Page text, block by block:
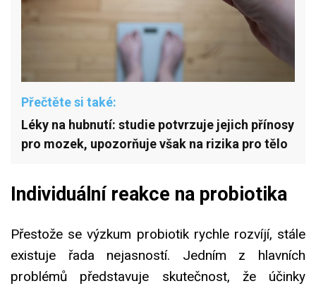
Přečtěte si také:
Léky na hubnutí: studie potvrzuje jejich přínosy
pro mozek, upozorňuje však na rizika pro tělo
Individuální reakce na probiotika
Přestože se výzkum probiotik rychle rozvíjí, stále
existuje řada nejasností. Jedním z hlavních
problémů představuje skutečnost, že účinky